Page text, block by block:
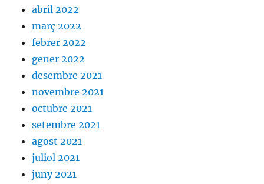
abril 2022
març 2022
febrer 2022
gener 2022
desembre 2021
novembre 2021
octubre 2021
setembre 2021
agost 2021
juliol 2021
juny 2021